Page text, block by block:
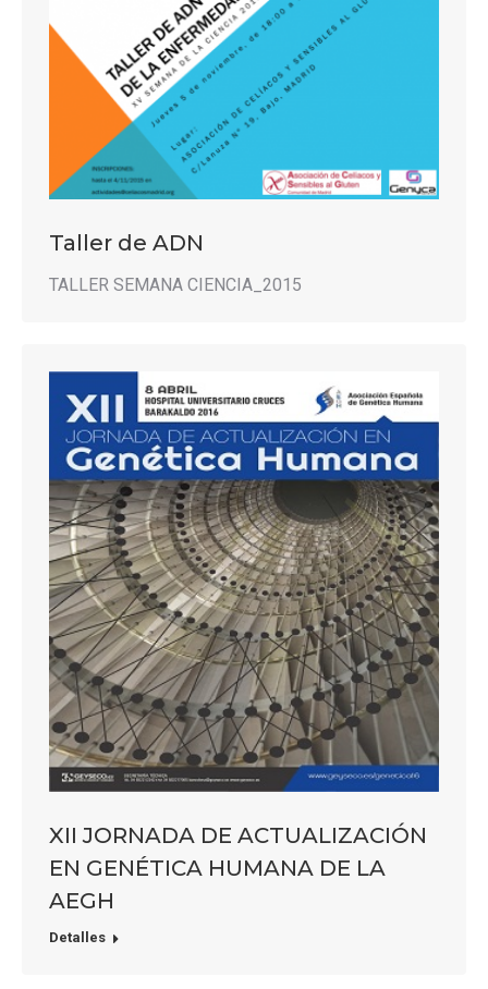
Taller de ADN
TALLER SEMANA CIENCIA_2015
XII JORNADA DE ACTUALIZACIÓN
EN GENÉTICA HUMANA DE LA
AEGH
Detalles